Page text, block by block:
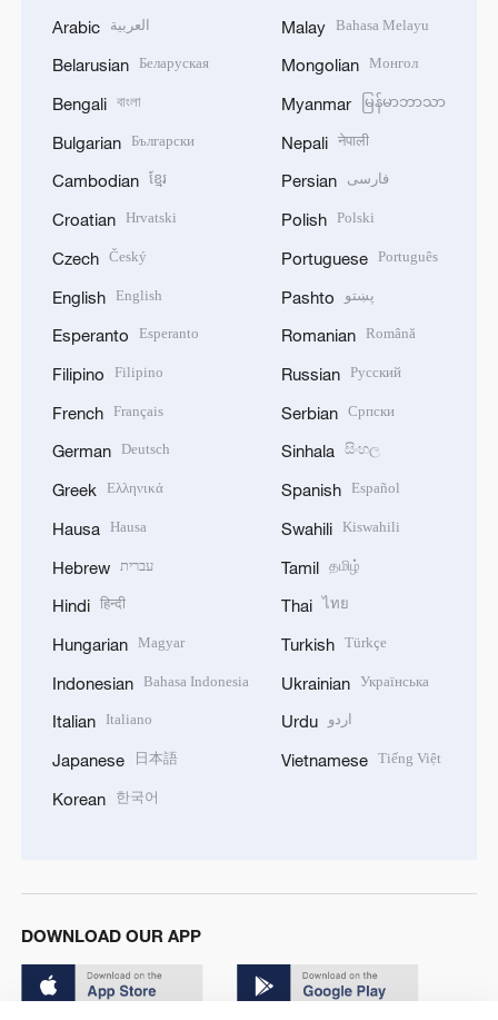
Arabic العربية
Belarusian Беларуская
Bengali বাংলা
Bulgarian Български
Cambodian ខ្មែរ
Croatian Hrvatski
Czech Český
English English
Esperanto Esperanto
Filipino Filipino
French Français
German Deutsch
Greek Ελληνικά
Hausa Hausa
Hebrew עברית
Hindi हिन्दी
Hungarian Magyar
Indonesian Bahasa Indonesia
Italian Italiano
Japanese 日本語
Korean 한국어
Malay Bahasa Melayu
Mongolian Монгол
Myanmar မြန်မာဘာသာ
Nepali नेपाली
Persian فارسی
Polish Polski
Portuguese Português
Pashto پښتو
Romanian Română
Russian Русский
Serbian Српски
Sinhala සිංහල
Spanish Español
Swahili Kiswahili
Tamil தமிழ்
Thai ไทย
Turkish Türkçe
Ukrainian Українська
Urdu اردو
Vietnamese Tiếng Việt
DOWNLOAD OUR APP